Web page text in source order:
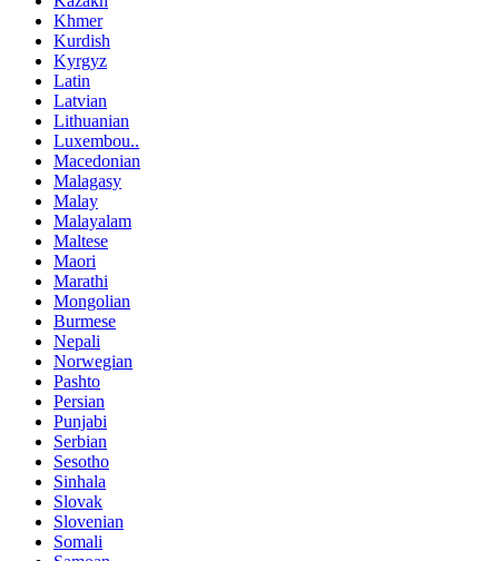
Khmer
Kurdish
Kyrgyz
Latin
Latvian
Lithuanian
Luxembou..
Macedonian
Malagasy
Malay
Malayalam
Maltese
Maori
Marathi
Mongolian
Burmese
Nepali
Norwegian
Pashto
Persian
Punjabi
Serbian
Sesotho
Sinhala
Slovak
Slovenian
Somali